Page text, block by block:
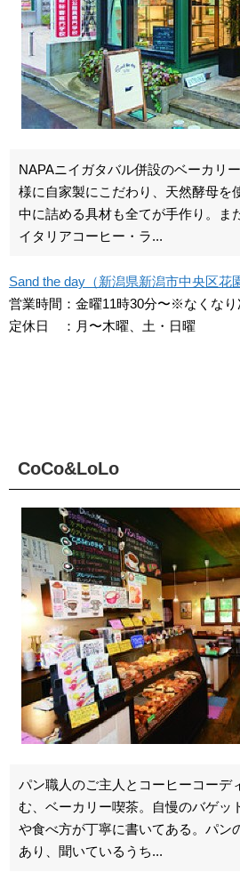
NAPAニイガタバル併設のベーカリ
様に自家製にこだわり、天然酵母を
中に詰める具材も全てが手作り。ま
イタリアコーヒー・ラ...
Sand the day（新潟県新潟市中央区花
営業時間：金曜11時30分〜※なくなり
定休日 ：月〜木曜、土・日曜
CoCo&LoLo
パン職人のご主人とコーヒーコーデ
む、ベーカリー喫茶。自慢のバゲッ
や食べ方が丁寧に書いてある。パン
あり、聞いているうち...